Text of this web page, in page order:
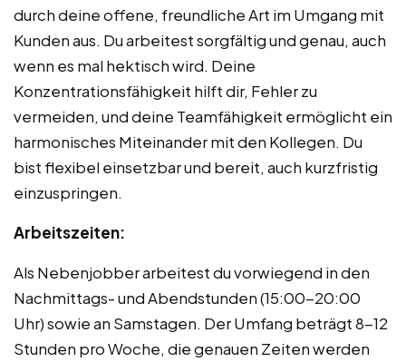
durch deine offene, freundliche Art im Umgang mit
Kunden aus. Du arbeitest sorgfältig und genau, auch
wenn es mal hektisch wird. Deine
Konzentrationsfähigkeit hilft dir, Fehler zu
vermeiden, und deine Teamfähigkeit ermöglicht ein
harmonisches Miteinander mit den Kollegen. Du
bist flexibel einsetzbar und bereit, auch kurzfristig
einzuspringen.
Arbeitszeiten:
Als Nebenjobber arbeitest du vorwiegend in den
Nachmittags- und Abendstunden (15:00-20:00
Uhr) sowie an Samstagen. Der Umfang beträgt 8-12
Stunden pro Woche, die genauen Zeiten werden